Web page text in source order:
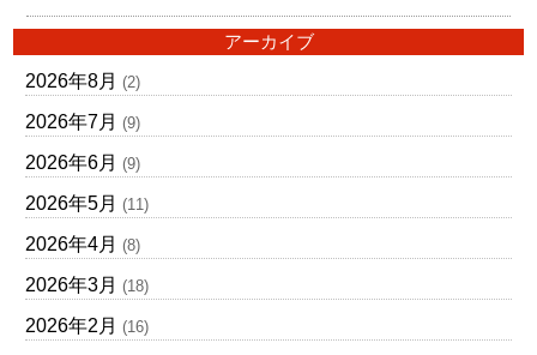
アーカイブ
2026年8月 (2)
2026年7月 (9)
2026年6月 (9)
2026年5月 (11)
2026年4月 (8)
2026年3月 (18)
2026年2月 (16)